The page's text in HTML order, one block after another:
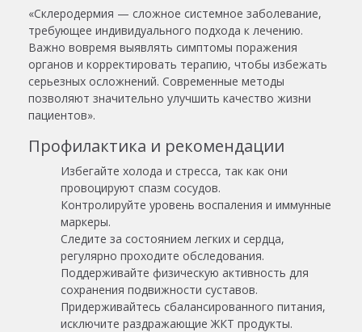
«Склеродермия — сложное системное заболевание,
требующее индивидуального подхода к лечению.
Важно вовремя выявлять симптомы поражения
органов и корректировать терапию, чтобы избежать
серьезных осложнений. Современные методы
позволяют значительно улучшить качество жизни
пациентов».
Профилактика и рекомендации
Избегайте холода и стресса, так как они
провоцируют спазм сосудов.
Контролируйте уровень воспаления и иммунные
маркеры.
Следите за состоянием легких и сердца,
регулярно проходите обследования.
Поддерживайте физическую активность для
сохранения подвижности суставов.
Придерживайтесь сбалансированного питания,
исключите раздражающие ЖКТ продукты.